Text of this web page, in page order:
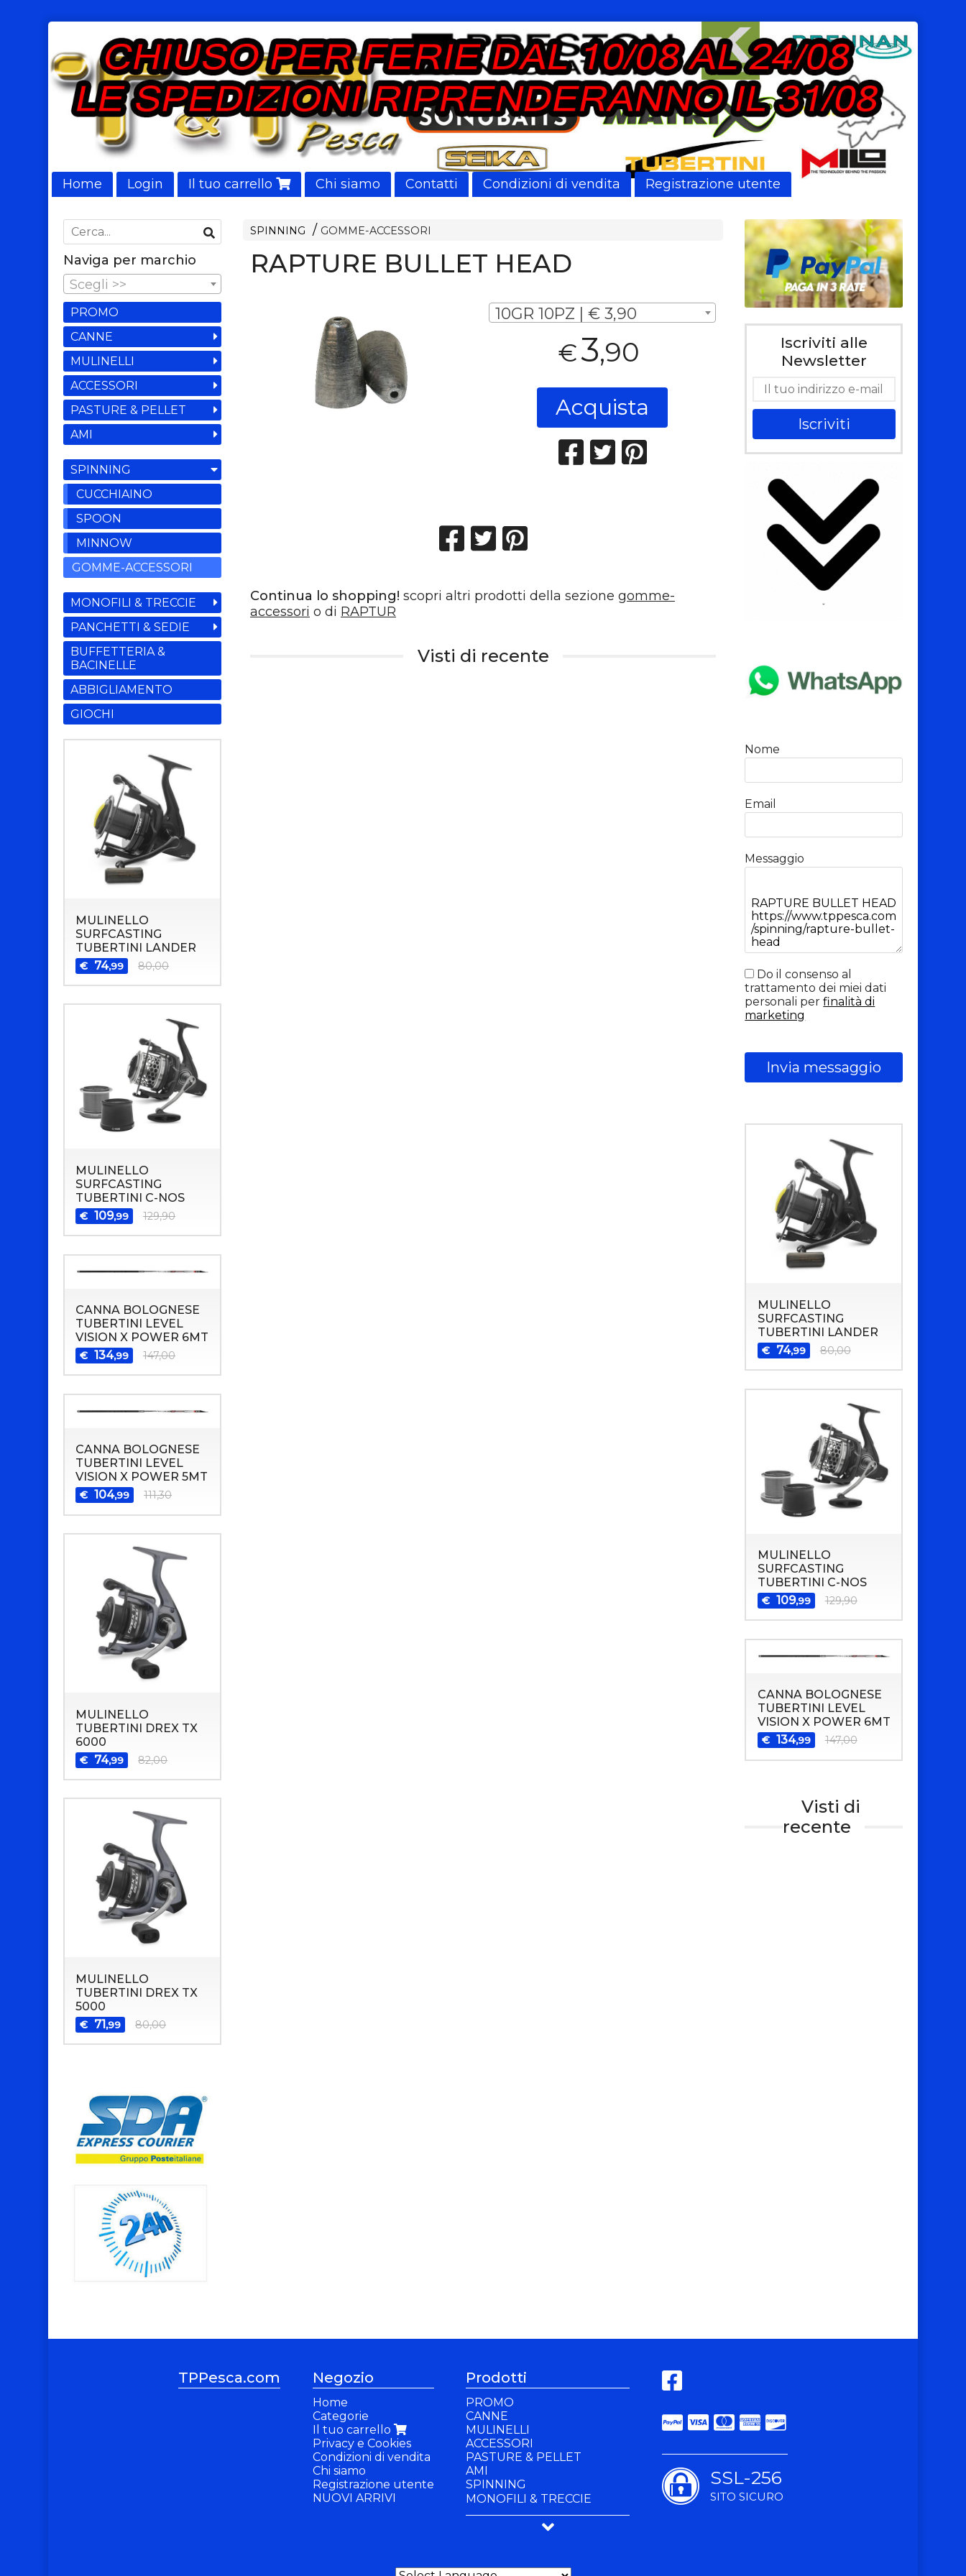
Home Login Il tuo carrello Chi siamo Contatti Condizioni di vendita
Registrazione utente
SPINNING GOMME-ACCESSORI
RAPTURE BULLET HEAD
10GR 10PZ | € 3,90
€3,90
Acquista
Continua lo shopping! scopri altri prodotti della sezione gomme-
accessori o di RAPTUR
Visti di recente
Naviga per marchio
Scegli >>
PROMO
CANNE
MULINELLI
ACCESSORI
PASTURE & PELLET
AMI
SPINNING
CUCCHIAINO
SPOON
MINNOW
GOMME-ACCESSORI
MONOFILI & TRECCIE
PANCHETTI & SEDIE
BUFFETTERIA &
BACINELLE
ABBIGLIAMENTO
GIOCHI
MULINELLO
SURFCASTING
TUBERTINI LANDER
€ 74,99 80,00
MULINELLO
SURFCASTING
TUBERTINI C-NOS
€ 109,99 129,90
CANNA BOLOGNESE
TUBERTINI LEVEL
VISION X POWER 6MT
€ 134,99 147,00
CANNA BOLOGNESE
TUBERTINI LEVEL
VISION X POWER 5MT
€ 104,99 111,30
MULINELLO
TUBERTINI DREX TX
6000
€ 74,99 82,00
MULINELLO
TUBERTINI DREX TX
5000
€ 71,99 80,00
Iscriviti alle
Newsletter
Iscriviti
Nome
Email
Messaggio
Do il consenso al
trattamento dei miei dati
personali perfinalità di
marketing
Invia messaggio
MULINELLO
SURFCASTING
TUBERTINI LANDER
€ 74,99 80,00
MULINELLO
SURFCASTING
TUBERTINI C-NOS
€ 109,99 129,90
CANNA BOLOGNESE
TUBERTINI LEVEL
VISION X POWER 6MT
€ 134,99 147,00
Visti di
recente
TPPesca.com Negozio
Home
Categorie
Il tuo carrello
Privacy e Cookies
Condizioni di vendita
Chi siamo
Registrazione utente
NUOVI ARRIVI
Prodotti
PROMO
CANNE
MULINELLI
ACCESSORI
PASTURE & PELLET
AMI
SPINNING
CUCCHIAINO
SPOON
MONOFILI & TRECCIE
PANCHETTI & SEDIE
BUFFETTERIA & BACINELLE
SSL-256
SITO SICURO